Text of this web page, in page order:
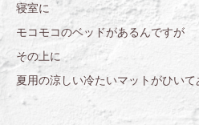
寝室に
モコモコのベッドがあるんですが
その上に
夏用の涼しい冷たいマットがひいて